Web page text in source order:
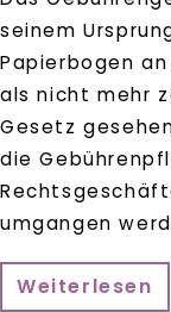
seinem
Papierbogen
als nicht mehr
Gesetz
die
umgangen
Weiterlesen